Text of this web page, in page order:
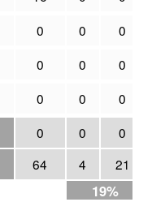
0 0
0
0 0
0
0 0 0
0 0 0
64 4 21
19%